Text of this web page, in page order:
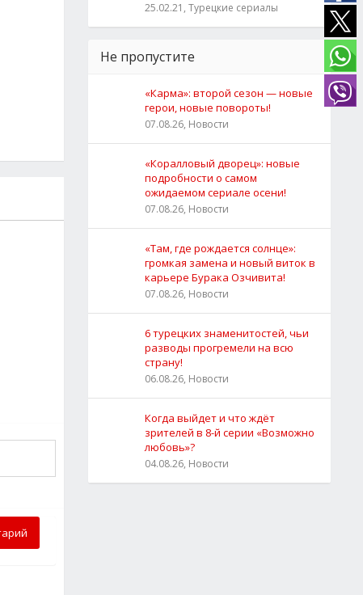
25.02.21, Турецкие сериалы
Не пропустите
«Карма»: второй сезон — новые
герои, новые повороты!
07.08.26, Новости
«Коралловый дворец»: новые
подробности о самом
ожидаемом сериале осени!
07.08.26, Новости
«Там, где рождается солнце»:
громкая замена и новый виток в
карьере Бурака Озчивита!
07.08.26, Новости
6 турецких знаменитостей, чьи
разводы прогремели на всю
страну!
06.08.26, Новости
Когда выйдет и что ждёт
зрителей в 8-й серии «Возможно
любовь»?
04.08.26, Новости